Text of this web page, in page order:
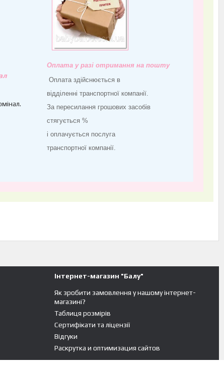
Оплата у разі отримання на пошту
Оплата здійснюється в
відділенні транспортної компанії.
За пересилання грошових засобів
стягується %
і оплачується послуга
транспортної компанії.
Інтернет-магазин "Балу"
Як зробити замовлення у нашому інтернет-
магазині?
Таблиця розмірів
Сертифікати та ліцензії
Відгуки
Раскрутка и оптимизация сайтов